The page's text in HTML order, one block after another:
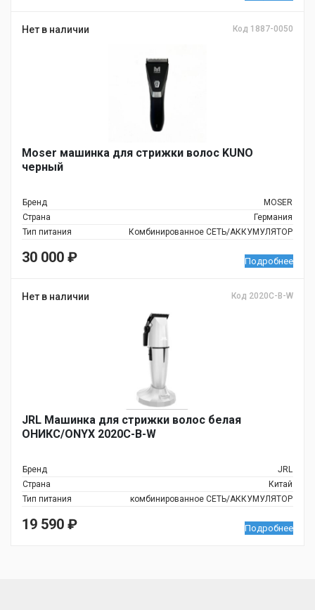
Нет в наличии Код 1887-0050
Moser машинка для стрижки волос KUNO
черный
Бренд
MOSER
Страна
Германия
Тип питания
Комбинированное СЕТЬ/АККУМУЛЯТОР
30 000 ₽ Подробнее
Нет в наличии Код 2020C-B-W
JRL Машинка для стрижки волос белая
ОНИКС/ONYX 2020C-B-W
Бренд
JRL
Страна
Китай
Тип питания
комбинированное СЕТЬ/АККУМУЛЯТОР
19 590 ₽ Подробнее